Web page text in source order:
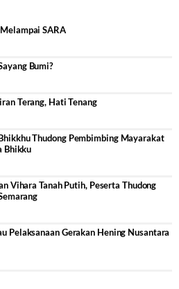
SARA
Bumi?
Terang, Hati Tenang
Thudong Pembimbing Mayarakat
Bhikku
Vihara Tanah Putih, Peserta Thudong
Pelaksanaan Gerakan Hening Nusantara